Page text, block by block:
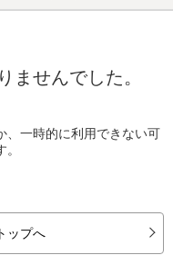
ませんでした。
、一時的に利用できない可
ップへ